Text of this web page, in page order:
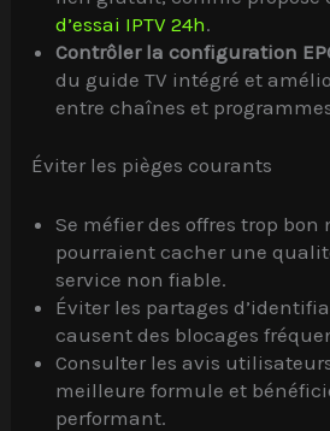
d’essai IPTV 24h.
Contrôler la configuration
du guide TV intégré et
entre chaînes et
Éviter les pièges courants
Se méfier des offres trop bon
pourraient cacher une
service non fiable.
Éviter les partages
causent des blocages
Consulter les avis
meilleure formule et
performant.